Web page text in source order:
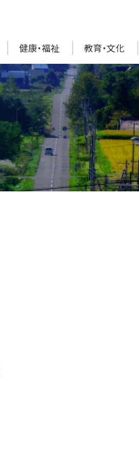
健康・福祉 教育・文化